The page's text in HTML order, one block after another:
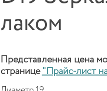
лаком
Представленная цена
странице "Прайс-лист